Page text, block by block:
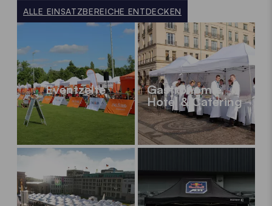
ALLE EINSATZBEREICHE ENTDECKEN
Eventzelte
Gastronomie,
Hotel & Catering